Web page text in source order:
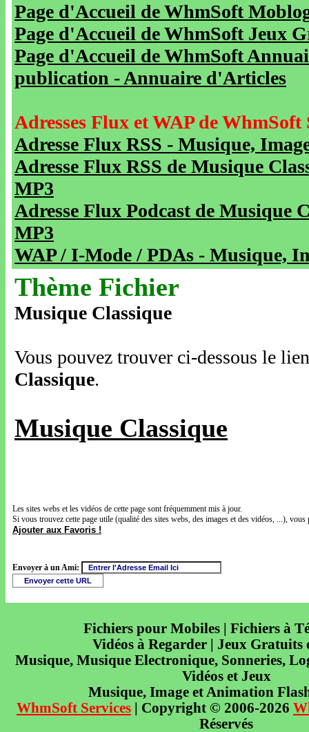
Page d'Accueil de WhmSoft
Page d'Accueil de WhmSoft Jeux
Page d'Accueil de WhmSoft
publication - Annuaire d'Articles
Adresses Flux et WAP de WhmSoft
Adresse Flux RSS - Musique,
Adresse Flux RSS de Musique
MP3
Adresse Flux Podcast de Musique
MP3
WAP / I-Mode / PDAs - Musique,
Thème Fichier
Musique Classique
Vous pouvez trouver ci-dessous le
Classique.
Musique Classique
Les sites webs et les vidéos de cette page sont fréquemment mis à jour.
Si vous trouvez cette page utile (qualité des sites webs, des images et des vidéos, ...),
Ajouter aux Favoris !
Envoyer à un Ami:
Fichiers pour Mobiles | Fichiers à
Vidéos à Regarder | Jeux Gratuits
Musique, Musique Electronique, Sonneries,
Vidéos et Jeux
Musique, Image et Animation
WhmSoft Services | Copyright © 2006-2026
Réservés